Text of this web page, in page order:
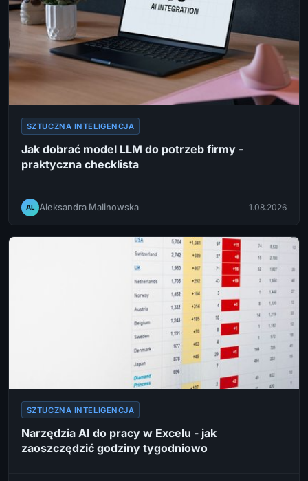
SZTUCZNA INTELIGENCJA
Jak dobrać model LLM do potrzeb firmy -
praktyczna checklista
AL Aleksandra Malinowska 1.08.2026
SZTUCZNA INTELIGENCJA
Narzędzia AI do pracy w Excelu - jak
zaoszczędzić godziny tygodniowo